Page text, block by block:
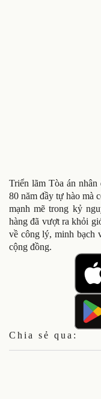
Triển lãm Tòa án
80 năm đầy tự hào mà
mạnh mẽ trong kỷ
hàng đã vượt ra khỏi
về công lý, minh bạch
cộng đồng.
Chia sẻ qua: